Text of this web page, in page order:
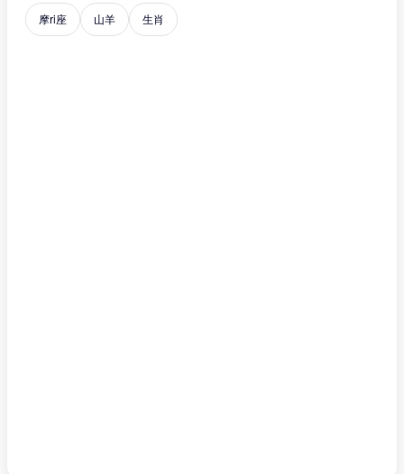
摩ri座 山羊 生肖